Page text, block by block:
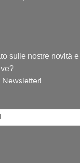
sulle nostre novità
Newsletter!